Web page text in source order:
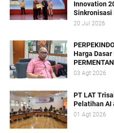
Innovation
Sinkronisasi
20 Jul 2026
Harga
PERMENTAN
03 Agt 2026
PT LAT
Pelatihan AI
01 Agt 2026